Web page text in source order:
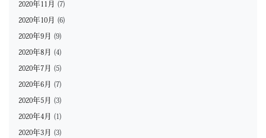
2020年11月 (7)
2020年10月 (6)
2020年9月 (9)
2020年8月 (4)
2020年7月 (5)
2020年6月 (7)
2020年5月 (3)
2020年4月 (1)
2020年3月 (3)